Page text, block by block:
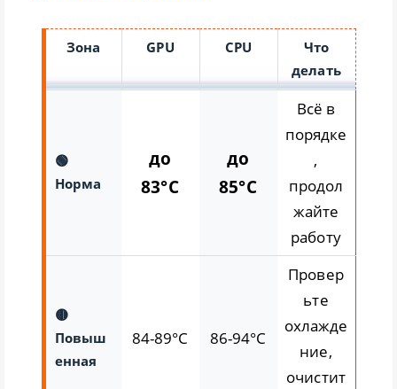
Зона GPU CPU
Что
делать
🟢
Норма
до
83°C
до
85°C
Всё в
порядке
,
продол
жайте
работу
🟡
Повыш
енная
84-89°C 86-94°C
Провер
ьте
охлажде
ние,
очистит